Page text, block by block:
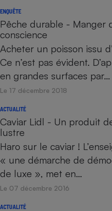
ENQUÊTE
Pêche durable - Manger
conscience
Acheter un poisson issu
Ce n’est pas évident.
en grandes surfaces par…
Le 17 décembre 2018
ACTUALITÉ
Caviar Lidl - Un produit
lustre
Haro sur le caviar !
« une démarche de
de luxe », met en…
Le 07 décembre 2016
ACTUALITÉ